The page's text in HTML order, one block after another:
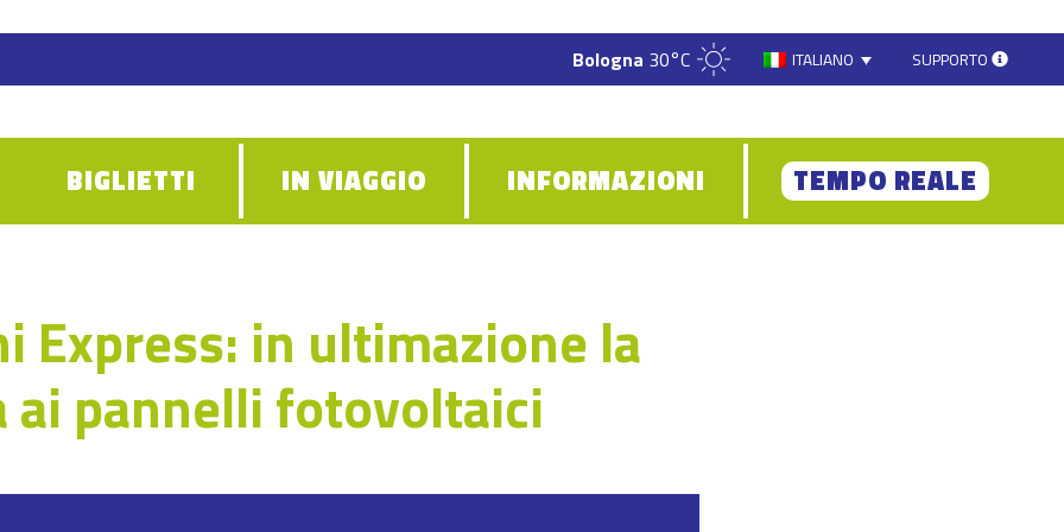
Bologna 30°C ITALIANO SUPPORTO
BIGLIETTI IN VIAGGIO INFORMAZIONI TEMPO REALE
Express: in ultimazione la
ai pannelli fotovoltaici